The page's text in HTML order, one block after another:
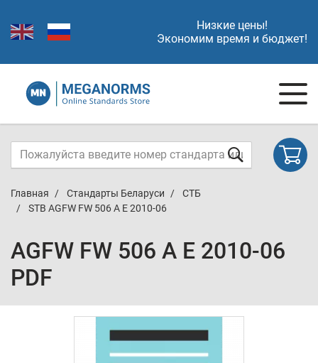
Низкие цены!
Экономим время и бюджет!
Главная Стандарты Беларуси
СТБ
STB AGFW FW 506 A E 2010-06
AGFW FW 506 A E 2010-06
PDF